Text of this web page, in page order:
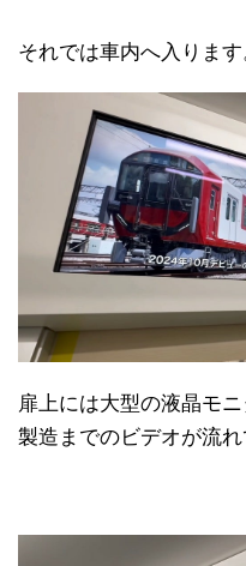
それでは車内へ入ります
扉上には大型の液晶モ
製造までのビデオが流れ